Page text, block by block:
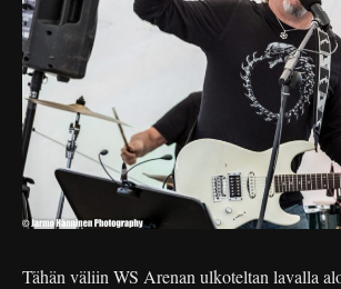
Tähän väliin WS Arenan ulkoteltan lavalla